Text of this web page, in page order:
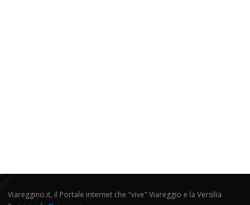
Viareggino.it, il Portale internet che "vive" Viareggio e la Versilia